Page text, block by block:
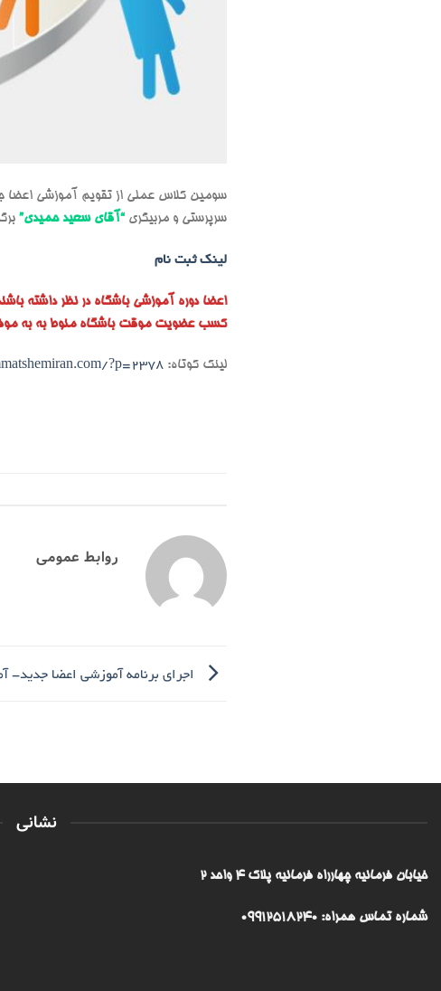
سومین کلاس عملی از تقویم آموزشی اعضا جدید در فصل
سرپرستی و مربیگری “آقای سعید حمیدی”
لینک ثبت نام
اعضا دوره آموزشی باشگاه در نظر داشته
کسب عضویت موقت باشگاه منوط به به
لینک کوتاه: ?p=2378
روابط عمومی
اجرای برنامه آموزشی اعضا جدید-
نشانی
خیابان فرمانیه چهارراه فرمانیه پلاک ۴ واحد ۲
شماره تماس همراه: 09912518240